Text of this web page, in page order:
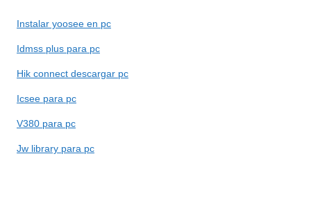
Instalar yoosee en pc
Idmss plus para pc
Hik connect descargar pc
Icsee para pc
V380 para pc
Jw library para pc